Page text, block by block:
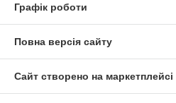
Графік роботи
Повна версія сайту
Сайт створено на маркетплейсі